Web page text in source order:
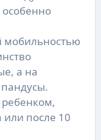
мобильностью
а на
ребенком,
или после 10